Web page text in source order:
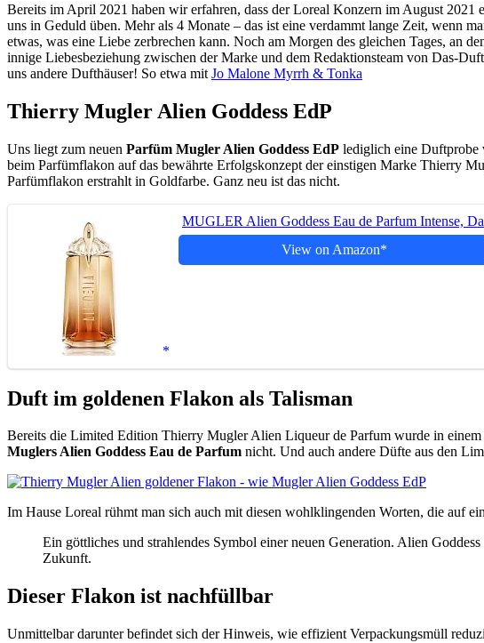
Bereits im April 2021 haben wir erfahren, dass der Loreal Konzern im August 2021
uns in Geduld üben. Mehr als 4 Monate – das ist eine verdammt lange Zeit, wenn
etwas, was eine Liebe zerbrechen kann. Noch am Morgen des gleichen Tages, an
innige Liebesbeziehung zwischen der Marke und dem Redaktionsteam von Das-
uns andere Dufthäuser! So etwa mit Jo Malone Myrrh & Tonka
Thierry Mugler Alien Goddess EdP
Uns liegt zum neuen Parfüm Mugler Alien Goddess EdP lediglich eine Duftprobe
beim Parfümflakon auf das bewährte Erfolgskonzept der einstigen Marke Thierry
Parfümflakon erstrahlt in Goldfarbe. Ganz neu ist das nicht.
MUGLER Alien Goddess Eau de Parfum Intense,
View on Amazon
Duft im goldenen Flakon als Talisman
Bereits die Limited Edition Thierry Mugler Alien Liqueur de Parfum wurde in
Muglers Alien Goddess Eau de Parfum nicht. Und auch andere Düfte aus den
Im Hause Loreal rühmt man sich auch mit diesen wohlklingenden Worten, die auf
Ein göttliches und strahlendes Symbol einer neuen Generation. Alien
Zukunft.
Dieser Flakon ist nachfüllbar
Unmittelbar darunter befindet sich der Hinweis, wie effizient Verpackungsmüll